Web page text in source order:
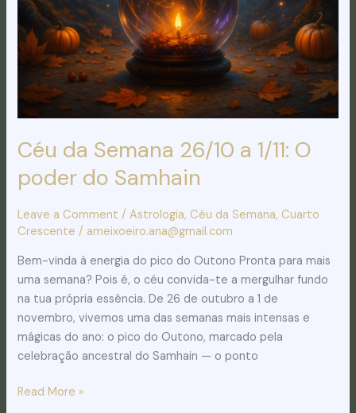
Céu da Semana 26/10 a 1/11: O
poder do Samhain
Leave a Comment /Astrologia,Céu da Semana,Cuarto
Crescente / ameixoeiro.ana@gmail.com
Bem-vinda à energia do pico do Outono Pronta para mais
uma semana? Pois é, o céu convida-te a mergulhar fundo
na tua própria essência. De 26 de outubro a 1 de
novembro, vivemos uma das semanas mais intensas e
mágicas do ano: o pico do Outono, marcado pela
celebração ancestral do Samhain — o ponto
1/11:
O
poder
do
Samhain
Read More »